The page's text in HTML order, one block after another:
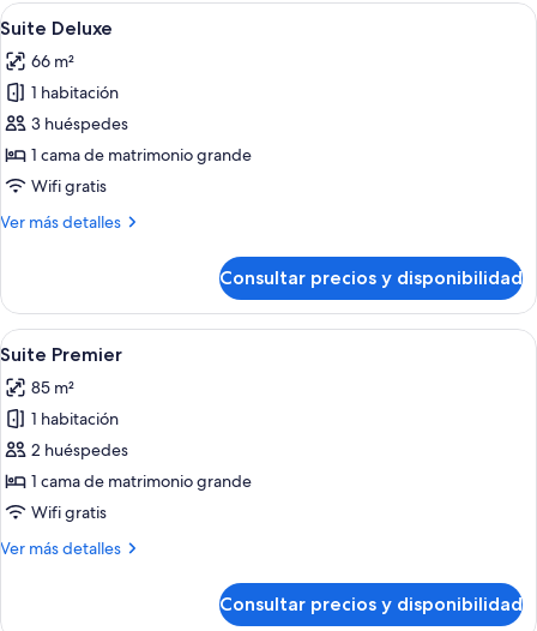
Abrir
todas
las
fotos
de
Suite
Deluxe
Una habitación de hotel moderna
6
Suite Deluxe
66 m²
1 habitación
3 huéspedes
1 cama de matrimonio grande
Wifi gratis
Ver más detalles
Más
Deluxe
Consultar precios y disponibilidad
Abrir
todas
las
fotos
de
Suite
Premier
Una habitación de hotel moderna
8
Suite Premier
85 m²
1 habitación
2 huéspedes
1 cama de matrimonio grande
Wifi gratis
Ver más detalles
Más
Consultar precios y disponibilidad